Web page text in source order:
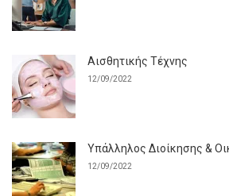
Αισθητικής Τέχνης
12/09/2022
Υπάλληλος Διοίκησης &
12/09/2022